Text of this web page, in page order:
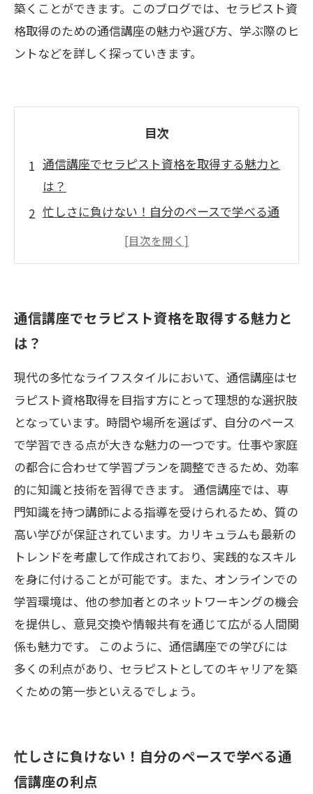
築くことができます。このブログでは、セラピスト資
格取得のための通信講座の魅力や選び方、学ぶ際のヒ
ントなどを詳しく探っていきます。
目次
通信講座でセラピスト資格を取得する魅力と
は？
忙しさに負けない！自分のペースで学べる通
専門講師から学ぶ！最新トレンドを反映した
可能性
方
学びを深めるためのヒントと実践法
通信講座を始めて、理想のセラピストに近づ
こう！
通信講座でセラピスト資格を取得する魅力と
は？
現代の多忙なライフスタイルにおいて、通信講座はセ
ラピスト資格取得を目指す方にとって理想的な選択肢
となっています。時間や場所を選ばず、自分のペース
で学習できる点が大きな魅力の一つです。仕事や家庭
の都合に合わせて学習プランを調整できるため、効率
的に知識と技術を習得できます。 通信講座では、専
門知識を持つ講師による指導を受けられるため、質の
高い学びが保証されています。カリキュラムも最新の
トレンドを考慮して作成されており、実践的なスキル
を身に付けることが可能です。また、オンラインでの
学習環境は、他の参加者とのネットワーキングの機会
を提供し、意見交換や情報共有を通じて広がる人間関
係も魅力です。 このように、通信講座での学びには
多くの利点があり、セラピストとしてのキャリアを築
くための第一歩といえるでしょう。
忙しさに負けない！自分のペースで学べる通
信講座の利点